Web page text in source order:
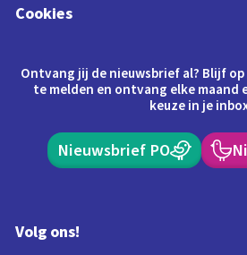
Cookies
Ontvang jij de nieuwsbrief al? Blijf
te melden en ontvang elke maand
keuze in je
Nieuwsbrief PO
Volg ons!